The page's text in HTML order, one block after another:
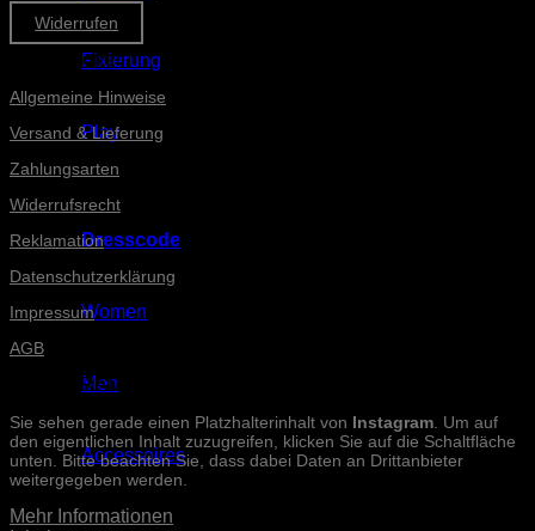
Fixierung
Play
Dresscode
Women
Men
Accessoires
Widerrufen
Informationen
Allgemeine Hinweise
Versand & Lieferung
Zahlungsarten
Widerrufsrecht
Reklamation
Datenschutzerklärung
Impressum
AGB
INSTAGRAM-POSTS
Sie sehen gerade einen Platzhalterinhalt von Instagram . Um auf
den eigentlichen Inhalt zuzugreifen, klicken Sie auf die Schaltfläche
unten. Bitte beachten Sie, dass dabei Daten an Drittanbieter
weitergegeben werden.
Mehr Informationen